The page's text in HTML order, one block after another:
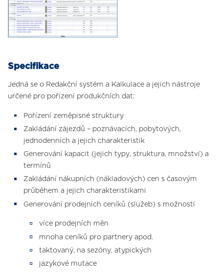
Specifikace
Jedná se o Redakční systém a Kalkulace a jejich nástroje
určené pro pořízení produkčních dat:
Pořízení zeměpisné struktury
Zakládání zájezdů – poznávacích, pobytových,
jednodenních a jejich charakteristik
Generování kapacit (jejich typy, struktura, množství) a
termínů
Zakládání nákupních (nákladových) cen s časovým
průběhem a jejich charakteristikami
Generování prodejních ceníků (služeb) s možností
více prodejních měn
mnoha ceníků pro partnery apod.
taktovaný, na sezóny, atypických
jazykové mutace